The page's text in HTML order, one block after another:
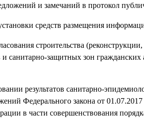
и замечаний в протокол
средств размещения
строительства
санитарно-защитных зон
результатов санитарно-
Федерального закона от
в части совершенствования